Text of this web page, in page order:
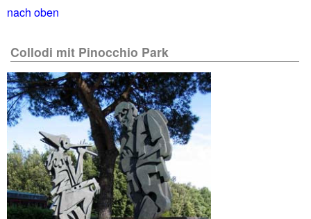
nach oben
Collodi mit Pinocchio Park